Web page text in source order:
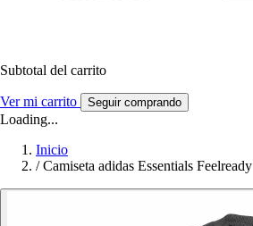
Subtotal del carrito
Ver mi carrito Seguir comprando
Loading...
Inicio
/ Camiseta adidas Essentials Feelready